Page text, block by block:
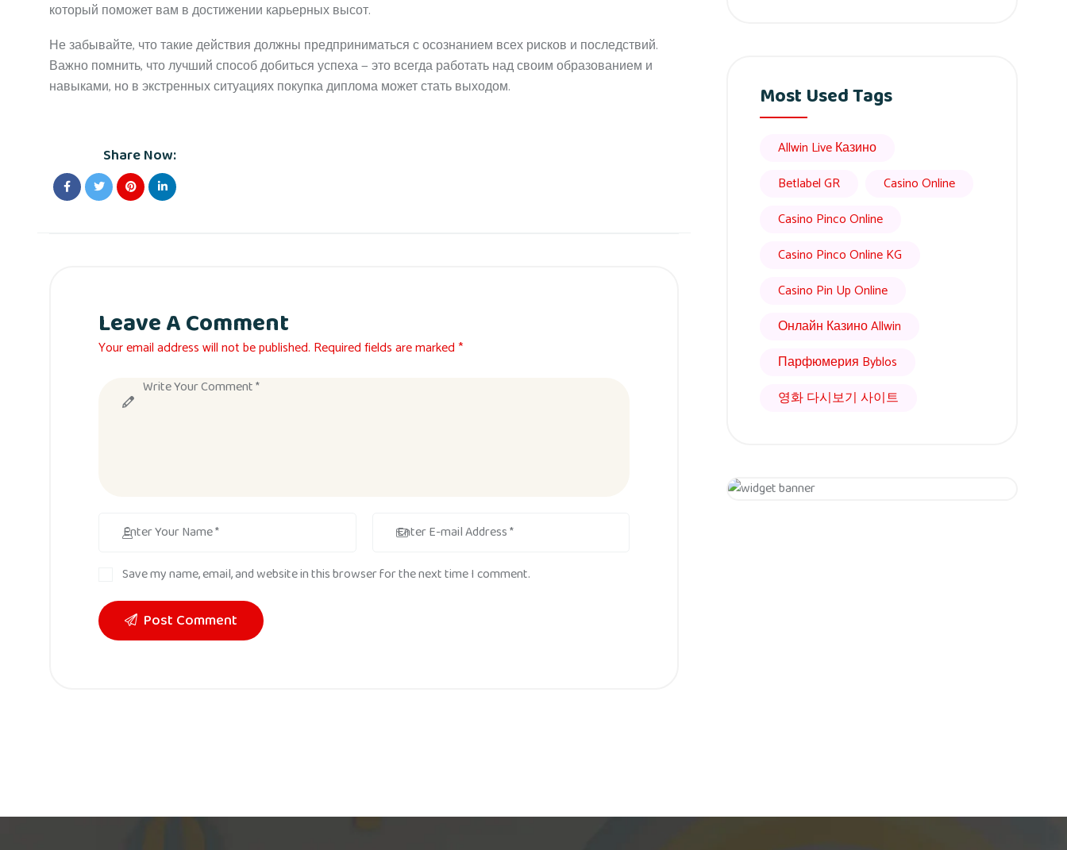
который поможет вам в достижении карьерных высот.
Не забывайте, что такие действия должны предприниматься с осознанием всех рисков и последствий.
Важно помнить, что лучший способ добиться успеха — это всегда работать над своим образованием и
навыками, но в экстренных ситуациях покупка диплома может стать выходом.
Share Now:
Leave A Comment
Your email address will not be published. Required fields are marked *
Save my name, email, and website in this browser for the next time I comment.
Post Comment
Most Used Tags
Allwin Live Казино
Betlabel GR
Casino Online
Casino Pinco Online
Casino Pinco Online KG
Casino Pin Up Online
Онлайн Казино Allwin
Парфюмерия Byblos
영화 다시보기 사이트